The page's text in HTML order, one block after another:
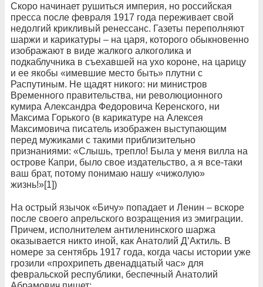
Скоро начинает рушиться империя, но российская
пресса после февраля 1917 года переживает свой
недолгий крикливый ренессанс. Газеты переполняют
шаржи и карикатуры – на царя, которого обыкновенно
изображают в виде жалкого алкоголика и
подкаблучника в съехавшей на ухо короне, на царицу
и ее якобы «имевшие место быть» плутни с
Распутиным. Не щадят никого: ни министров
Временного правительства, ни революционного
кумира Александра Федоровича Керенского, ни
Максима Горького (в карикатуре на Алексея
Максимовича писатель изображен выступающим
перед мужиками с такими приблизительно
признаниями: «Слышь, трепло! Была у меня вилла на
острове Капри, было свое издательство, а я все-таки
ваш брат, потому понимаю нашу «чижолую»
жизнь!»[1])
На острый язычок «Бичу» попадает и Ленин – вскоре
после своего апрельского возращения из эмиграции.
Причем, исполнителем антиленинского шаржа
оказывается никто иной, как Анатолий Д’Актиль. В
номере за сентябрь 1917 года, когда часы истории уже
грозили «прохрипеть двенадцатый час» для
февральской республики, беспечный Анатолий